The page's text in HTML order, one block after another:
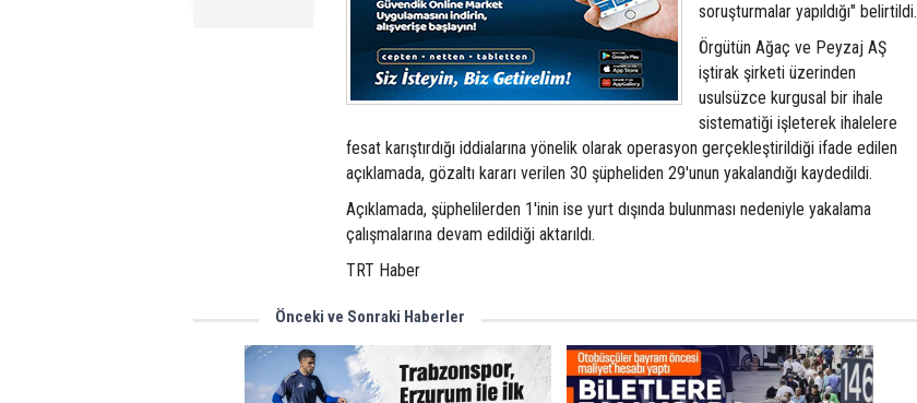
soruşturmalar yapıldığı" belirtildi.
Örgütün Ağaç ve Peyzaj AŞ
iştirak şirketi üzerinden
usulsüzce kurgusal bir ihale
sistematiği işleterek ihalelere
fesat karıştırdığı iddialarına yönelik olarak operasyon gerçekleştirildiği ifade edilen
açıklamada, gözaltı kararı verilen 30 şüpheliden 29'unun yakalandığı kaydedildi.
Açıklamada, şüphelilerden 1'inin ise yurt dışında bulunması nedeniyle yakalama
çalışmalarına devam edildiği aktarıldı.
TRT Haber
Önceki ve Sonraki Haberler